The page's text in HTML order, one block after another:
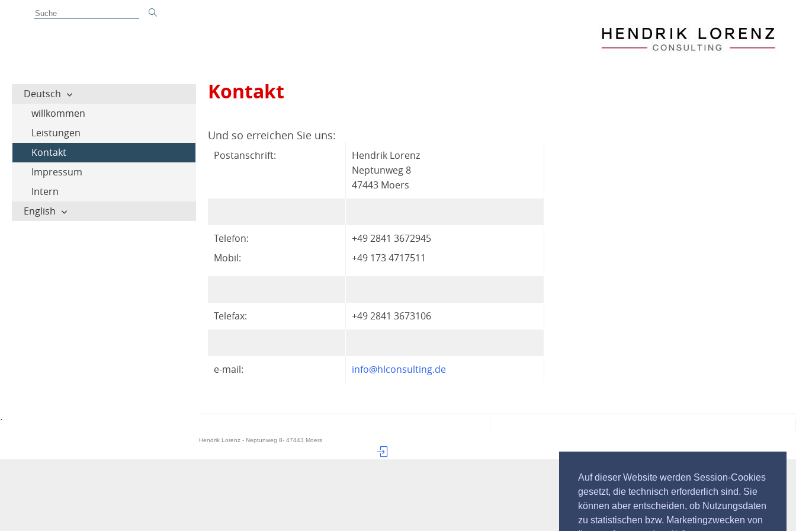
Auf dieser Website werden Session-Cookies
gesetzt, die technisch erforderlich sind. Sie
können aber entscheiden, ob Nutzungsdaten
zu statistischen bzw. Marketingzwecken von
Deutsch
willkommen
Leistungen
Kontakt
Impressum
Intern
English
Kontakt
Und so erreichen Sie uns:
Postanschrift:
Hendrik Lorenz
Neptunweg 8
47443 Moers
Telefon:
Mobil:
+49 2841 3672945
+49 173 4717511
Telefax: +49 2841 3673106
e-mail: info@hlconsulting.de
.
Hendrik Lorenz - Neptunweg 8- 47443 Moers